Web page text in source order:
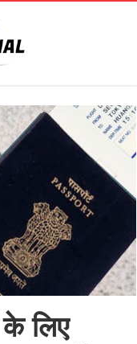
के लिए